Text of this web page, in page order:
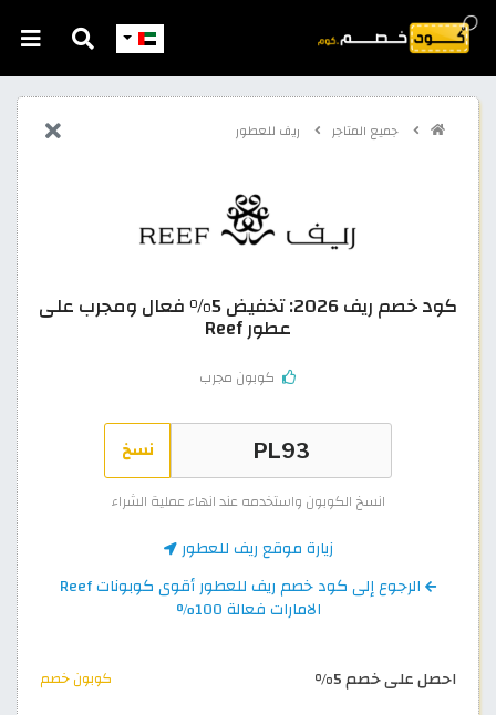
جميع المتاجر ريف للعطور
كود خصم ريف 2026: تخفيض 5% فعال ومجرب على
عطور Reef
كوبون مجرب
نسخ
انسخ الكوبون واستخدمه عند انهاء عملية الشراء
زيارة موقع ريف للعطور
الرجوع إلى كود خصم ريف للعطور أقوى كوبونات Reef
الامارات فعالة 100%
احصل على خصم 5% كوبون خصم